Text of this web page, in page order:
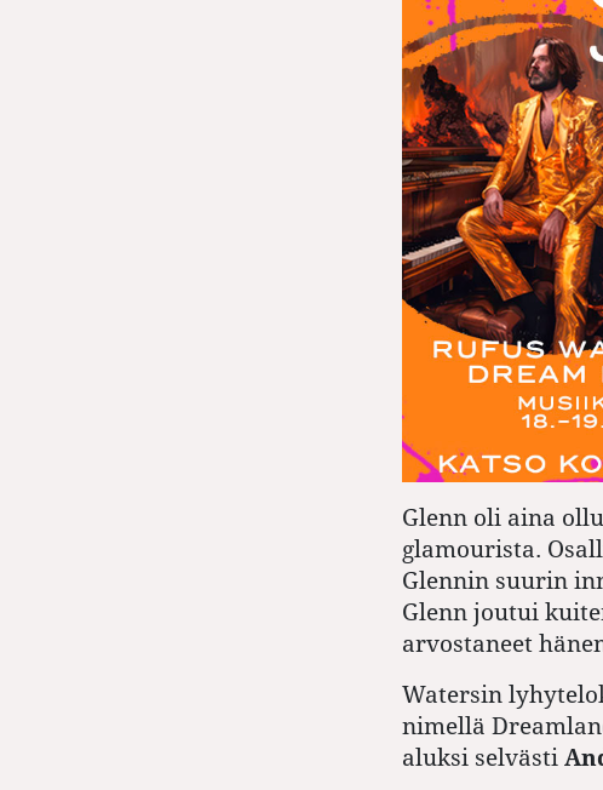
Glenn oli aina
glamourista.
Glennin suurin
Glenn joutui
arvostaneet
Watersin
nimellä
aluksi selvästi